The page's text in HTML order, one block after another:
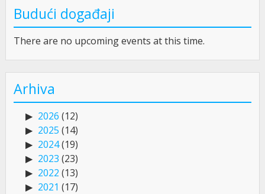
Budući događaji
There are no upcoming events at this time.
Arhiva
2026 (12)
2025 (14)
2024(19)
2023 (23)
2022 (13)
2021 (17)